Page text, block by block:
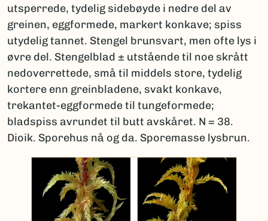
utsperrede, tydelig sidebøyde i nedre del av
greinen, eggformede, markert konkave; spiss
utydelig tannet. Stengel brunsvart, men ofte lys i
øvre del. Stengelblad ± utstående til noe skrått
nedoverrettede, små til middels store, tydelig
kortere enn greinbladene, svakt konkave,
trekantet-eggformede til tungeformede;
bladspiss avrundet til butt avskåret. N = 38.
Dioik. Sporehus nå og da. Sporemasse lysbrun.